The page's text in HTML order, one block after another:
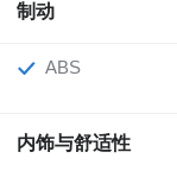
制动
ABS
内饰与舒适性